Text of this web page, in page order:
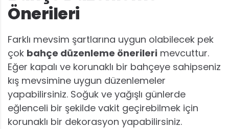
Önerileri
Farklı mevsim şartlarına uygun olabilecek pek
çok bahçe düzenleme önerileri mevcuttur.
Eğer kapalı ve korunaklı bir bahçeye sahipseniz
kış mevsimine uygun düzenlemeler
yapabilirsiniz. Soğuk ve yağışlı günlerde
eğlenceli bir şekilde vakit geçirebilmek için
korunaklı bir dekorasyon yapabilirsiniz.